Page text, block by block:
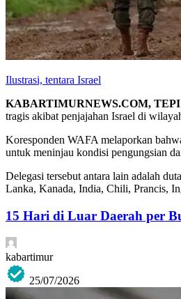
Ilustrasi, tentara Israel
KABARTIMURNEWS.COM,
tragis akibat penjajahan Israel di
Koresponden WAFA melaporkan
untuk meninjau kondisi pengungsian
Delegasi tersebut antara lain adalah
Lanka, Kanada, India, Chili, Prancis,
15 Hari di Luar Daerah per
kabartimur
25/07/2026